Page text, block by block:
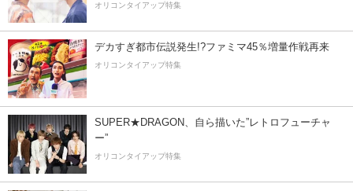
オリコンタイアップ特集
デカすぎ都市伝説発生!?ファミマ45％増量作戦再来
オリコンタイアップ特集
SUPER★DRAGON、自ら描いた”レトロフューチャ
ー”
オリコンタイアップ特集